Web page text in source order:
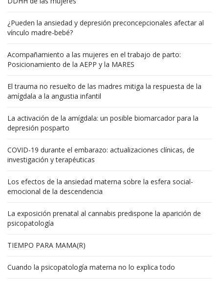
¿Pueden la ansiedad y depresión preconcepcionales afectar al
vínculo madre-bebé?
Acompañamiento a las mujeres en el trabajo de parto:
Posicionamiento de la AEPP y la MARES
El trauma no resuelto de las madres mitiga la respuesta de la
amígdala a la angustia infantil
La activación de la amígdala: un posible biomarcador para la
depresión posparto
COVID-19 durante el embarazo: actualizaciones clínicas, de
investigación y terapéuticas
Los efectos de la ansiedad materna sobre la esfera social-
emocional de la descendencia
La exposición prenatal al cannabis predispone la aparición de
psicopatología
TIEMPO PARA MAMA(R)
Cuando la psicopatología materna no lo explica todo